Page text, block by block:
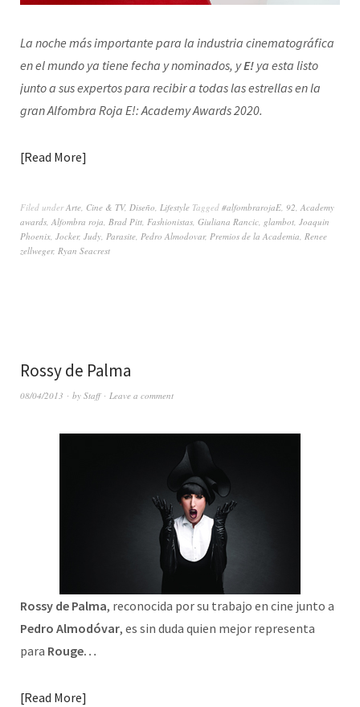
La noche más importante para la industria cinematográfica
en el mundo ya tiene fecha y nominados, yE! ya esta listo
junto a sus expertos para recibir a todas las estrellas en la
gran Alfombra Roja E!: Academy Awards 2020.
Read More
Filed underArte Cine & TV, Diseño Lifestyle Tagged #alfombrarojaE 92 Academy
awards Alfombra roja Brad Pitt Fashionistas Giuliana Rancic glambot Joaquin
Phoenix Jocker, Judy Parasite Pedro Almodovar, Premios de la Academia Renee
zellweger, Ryan Seacrest
Rossy de Palma
08/04/2013 by Staff Leave a comment
Rossy de Palma, reconocida por su trabajo en cine junto a
Pedro Almodóvar, es sin duda quien mejor representa
para Rouge…
Read More